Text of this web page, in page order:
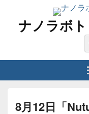
ナノラボ
8月12日「